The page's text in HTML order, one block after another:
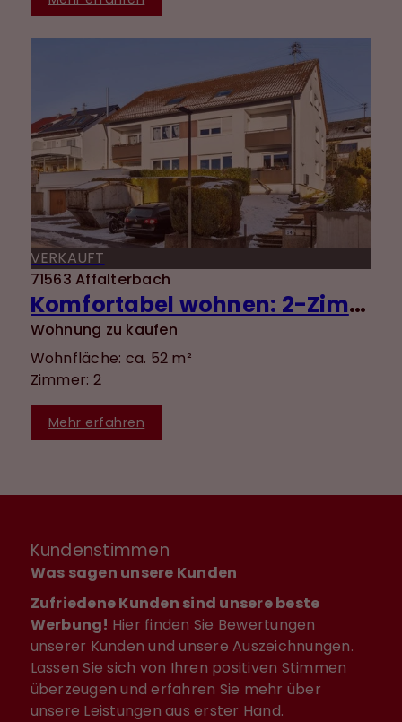
VERKAUFT
71563 Affalterbach
Komfortabel wohnen: 2-Zimmer-Wohnung mit EBK, Terrasse & ebenerdigem Zugang
Wohnung zu kaufen
Wohnfläche: ca. 52 m²
Zimmer: 2
Mehr erfahren
Kundenstimmen
Was sagen unsere Kunden
Zufriedene Kunden sind unsere beste
Werbung! Hier finden Sie Bewertungen
unserer Kunden und unsere Auszeichnungen.
Lassen Sie sich von Ihren positiven Stimmen
überzeugen und erfahren Sie mehr über
unsere Leistungen aus erster Hand.